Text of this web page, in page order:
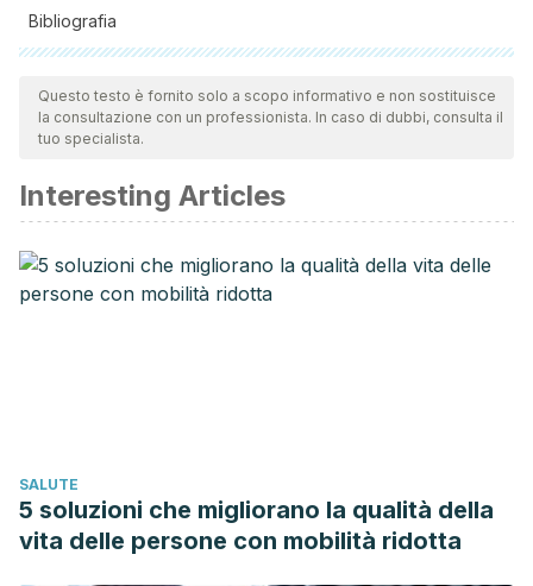
Bibliografia
Tutte le fonti citate sono state esaminate a fondo dal nostro
team per garantirne la qualità, l'affidabilità, l'attualità e la
validità. La bibliografia di questo articolo è stata considerata
Aguilar, A. G. (1996). Antihistamínicos. Revista Alergia
Mexico.
Petriz, N., & Parisi, C. (2013). Uso de antihistamínicos en
pediatría. Conexion Pediatrica.
Questo testo è fornito solo a scopo informativo e non sostituisce
la consultazione con un professionista. In caso di dubbi, consulta il
tuo specialista.
Interesting Articles
SALUTE
5 soluzioni che migliorano la qualità della
vita delle persone con mobilità ridotta